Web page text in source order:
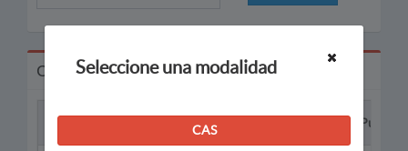
Convocatorias
Puesto
Seleccione una modalidad
CAS